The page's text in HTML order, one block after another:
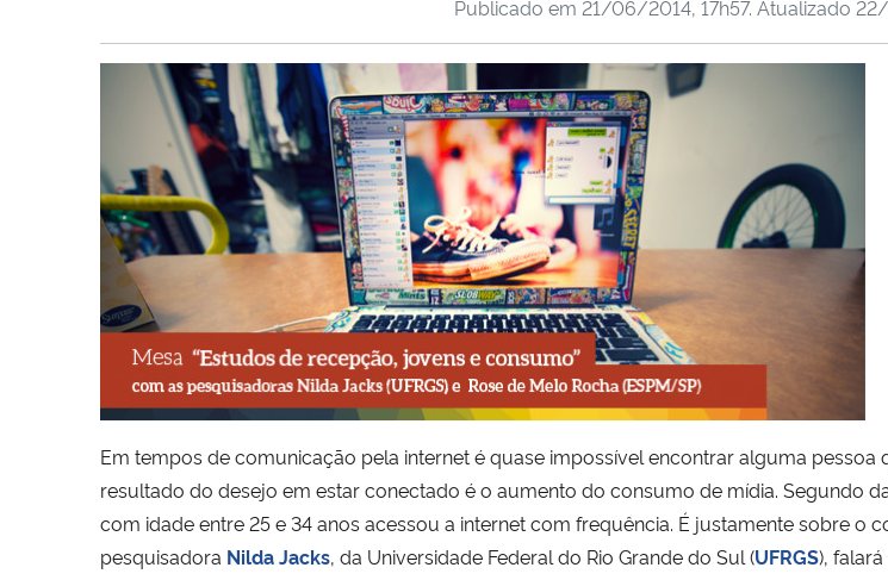
Publicado em 21/06/2014, 17h57. Atualizado
Em tempos de comunicação pela internet é quase impossível encontrar alguma
resultado do desejo em estar conectado é o aumento do consumo de mídia. Segundo
com idade entre 25 e 34 anos acessou a internet com frequência. É justamente sobre o
pesquisadora Nilda Jacks, da Universidade Federal do Rio Grande do Sul (UFRGS),